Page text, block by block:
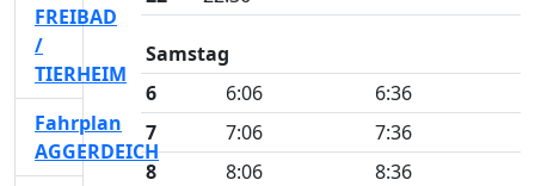
Samstag
6
6:06
6:36
7
7:06
7:36
8
8:06
8:36
FREIBAD
/
TIERHEIM
Fahrplan
AGGERDEICH